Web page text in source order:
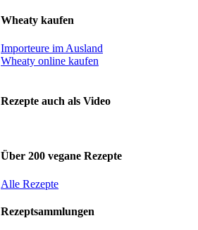
Wheaty kaufen
Importeure im Ausland
Wheaty online kaufen
Rezepte auch als Video
Über 200 vegane Rezepte
Alle Rezepte
Rezeptsammlungen